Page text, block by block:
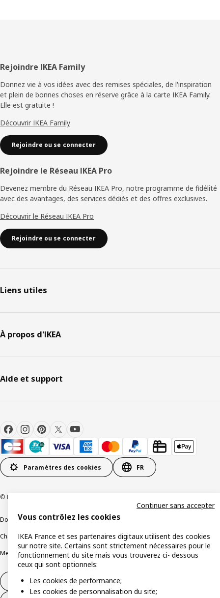
Pied
de
page
Rejoindre IKEA Family
Donnez vie à vos idées avec des remises spéciales, de l'inspiration
et plein de bonnes choses en réserve grâce à la carte IKEA Family.
Elle est gratuite !
Découvrir IKEA Family
Rejoindre ou se connecter
Rejoindre le Réseau IKEA Pro
Devenez membre du Réseau IKEA Pro, notre programme de fidélité
avec des avantages, des services dédiés et des offres exclusives.
Découvrir le Réseau IKEA Pro
Rejoindre ou se connecter
Liens utiles
À propos d'IKEA
Aide et support
Paramètres des cookies FR
© Inter IKEA Systems B.V 1999-2026
Documents juridiques et informations légales
Charte de protection des donnéesPolitique relative aux cookies
Mentions légalesAlertes fraudeRappel produitAccessibilité : non conforme
Formulaire de rétractation – produits
Vous contrôlez les cookies
IKEA France et ses partenaires digitaux utilisent des cookies
sur notre site. Certains sont strictement nécessaires pour le
fonctionnement du site mais vous trouverez ci- dessous
ceux qui sont optionnels:
Les cookies de performance;
Les cookies de personnalisation du site;
Continuer sans accepter